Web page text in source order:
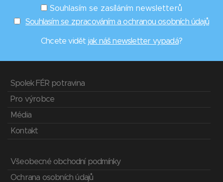
Souhlasím se zasíláním newsletterů
Souhlasím se zpracováním a ochranou osobních údajů
Chcete vidět jak náš newsletter vypadá?
Spolek FÉR potravina
Pro výrobce
Média
Kontakt
Všeobecné obchodní podmínky
Ochrana osobních údajů